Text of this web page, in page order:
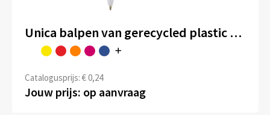
Unica balpen van gerecycled plastic (blauwe inkt)
Catalogusprijs: € 0,24
Jouw prijs: op aanvraag